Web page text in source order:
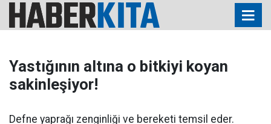
Yastığının altına o bitkiyi koyan
sakinleşiyor!
Defne yaprağı zenginliği ve bereketi temsil eder.